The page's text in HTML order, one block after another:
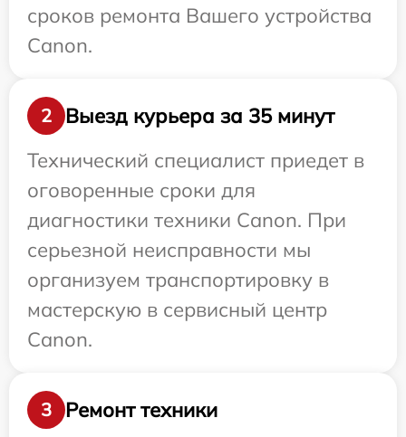
сроков ремонта Вашего устройства
Canon.
2
Выезд курьера за 35 минут
Технический специалист приедет в
оговоренные сроки для
диагностики техники Canon. При
серьезной неисправности мы
организуем транспортировку в
мастерскую в сервисный центр
Canon.
3 Ремонт техники